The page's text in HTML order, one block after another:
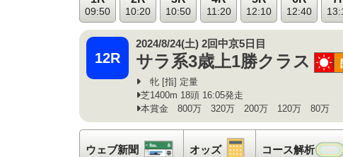
09:50 10:20 10:50 11:20 12:10 12:40
12R
2024/8/24(土) 2回中京5日目
サラ系3歳上1勝クラス 晴
牝 [指] 定量
芝1400m 18頭 16:05発走
本賞金 800万 320万 200万 120万 80万
ウェブ新聞 ウェブ新聞
オッズ オッズ
コース解析